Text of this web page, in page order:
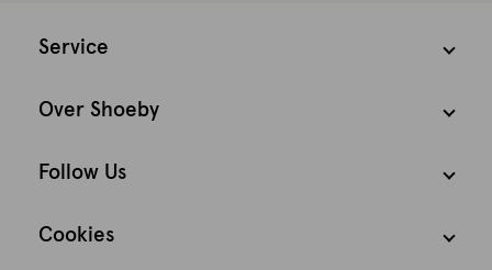
Service
Over Shoeby
Follow Us
Cookies